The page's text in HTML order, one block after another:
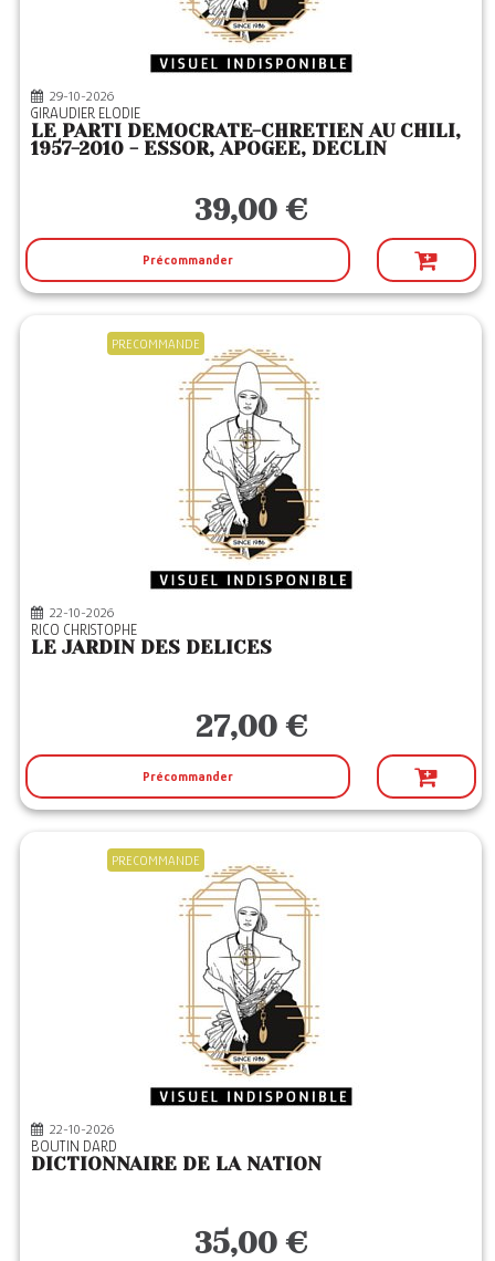
29-10-2026
GIRAUDIER ELODIE
LE PARTI DEMOCRATE-CHRETIEN AU CHILI,
1957-2010 - ESSOR, APOGEE, DECLIN
39,00 €
Précommander
PRECOMMANDE
22-10-2026
RICO CHRISTOPHE
LE JARDIN DES DELICES
27,00 €
Précommander
PRECOMMANDE
22-10-2026
BOUTIN DARD
DICTIONNAIRE DE LA NATION
35,00 €